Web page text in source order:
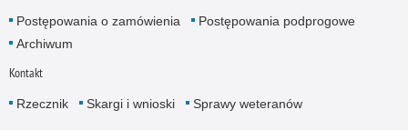
Postępowania o zamówienia
Postępowania podprogowe
Archiwum
Kontakt
Rzecznik Skargi i wnioski Sprawy weteranów